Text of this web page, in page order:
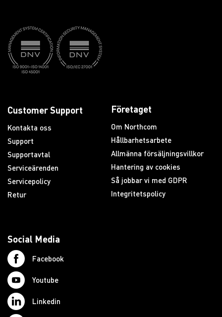
Customer Support
Kontakta oss
Support
Supportavtal
Serviceärenden
Servicepolicy
Retur
Företaget
Om Northcom
Hållbarhetsarbete
Allmänna försäljningsvillkor
Hantering av cookies
Så jobbar vi med GDPR
Integritetspolicy
Social Media
Facebook
Youtube
Linkedin